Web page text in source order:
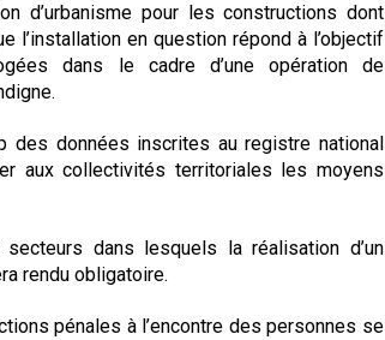
d’urbanisme pour les constructions dont
l’installation en question répond à l’objectif
dans le cadre d’une opération de
des données inscrites au registre national
aux collectivités territoriales les moyens
dans lesquels la réalisation d’un
rendu obligatoire.
pénales à l’encontre des personnes se